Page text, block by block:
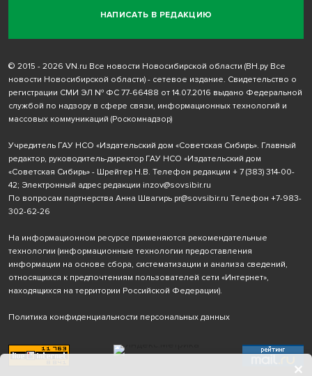
НАПИСАТЬ В РЕДАКЦИЮ
© 2015 - 2026 VN.ru Все новости Новосибирской области (ВН.ру Все
новости Новосибирской области) - сетевое издание. Свидетельство о
регистрации СМИ ЭЛ № ФС 77-66488 от 14.07.2016 выдано Федеральной
службой по надзору в сфере связи, информационных технологий и
массовых коммуникаций (Роскомнадзор)
Учредитель ГАУ НСО «Издательский дом «Советская Сибирь». Главный
редактор, руководитель-директор ГАУ НСО «Издательский дом
«Советская Сибирь» - Шрейтер Н.В. Телефон редакции + 7 (383) 314-00-
42; Электронный адрес редакции inzov@sovsibir.ru
По вопросам партнерства Анна Швагирь pr@sovsibir.ru Телефон +7-983-
302-62-26
На информационном ресурсе применяются рекомендательные
технологии (информационные технологии предоставления
информации на основе сбора, систематизации и анализа сведений,
относящихся к предпочтениям пользователей сети «Интернет»,
находящихся на территории Российской Федерации).
Политика конфиденциальности персональных данных